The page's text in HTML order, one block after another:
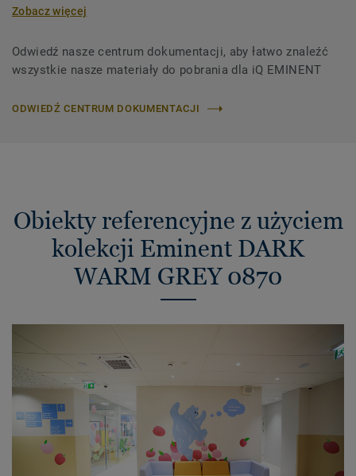
Zobacz więcej
Odwiedź nasze centrum dokumentacji, aby łatwo znaleźć
wszystkie nasze materiały do ​​pobrania dla iQ EMINENT
ODWIEDŹ CENTRUM DOKUMENTACJI
Obiekty referencyjne z użyciem
kolekcji Eminent DARK
WARM GREY 0870